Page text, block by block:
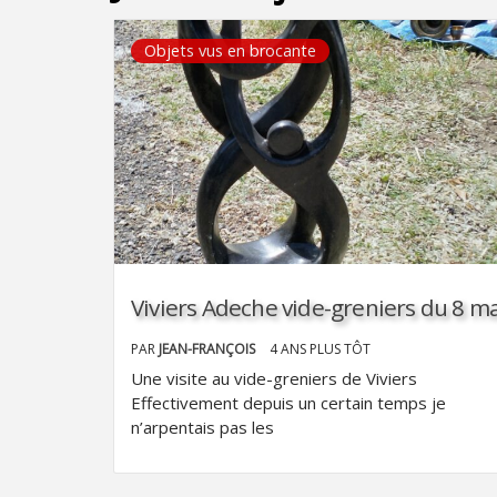
Objets vus en brocante
Viviers Adeche vide-greniers du 8
PAR JEAN-FRANÇOIS 4 ANS PLUS TÔT
Une visite au vide-greniers de Viviers
Effectivement depuis un certain temps je
n’arpentais pas les